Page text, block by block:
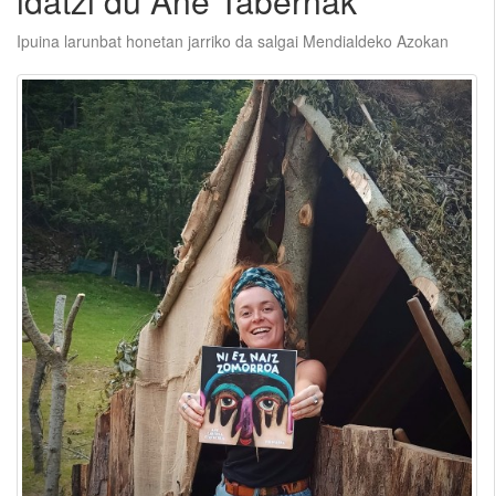
Ipuina larunbat honetan jarriko da salgai Mendialdeko Azokan